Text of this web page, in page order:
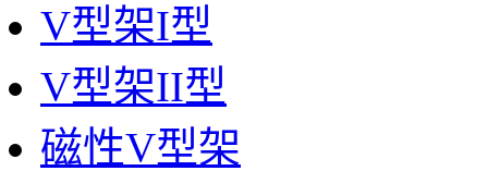
V型架I型
V型架II型
磁性V型架